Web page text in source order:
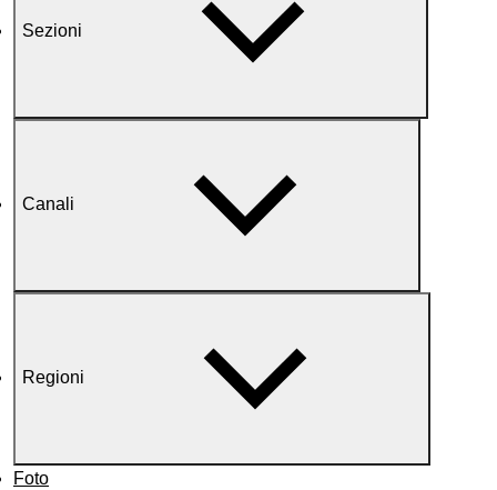
Sezioni
Canali
Regioni
Foto